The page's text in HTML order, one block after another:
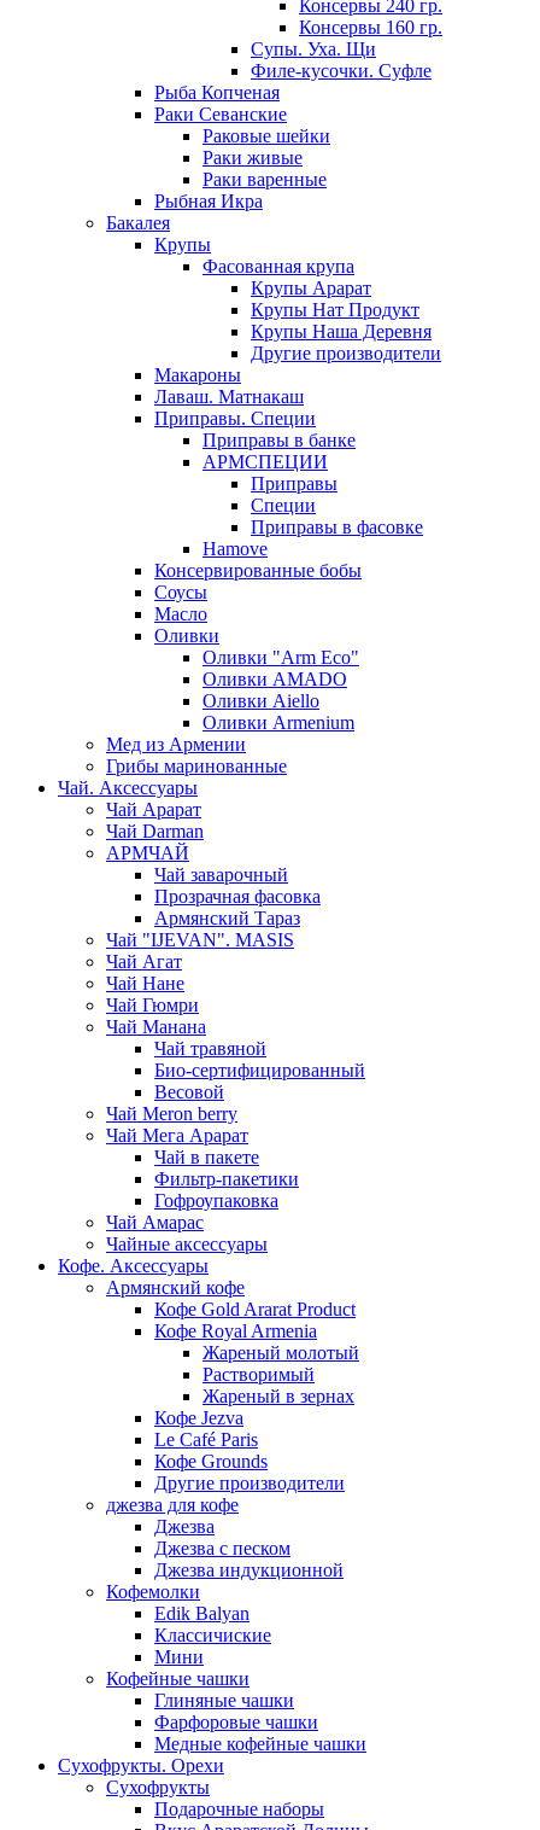
Консервы 240 гр.
Консервы 160 гр.
Супы. Уха. Щи
Филе-кусочки. Суфле
Рыба Копченая
Раки Севанские
Раковые шейки
Раки живые
Раки варенные
Рыбная Икра
Бакалея
Крупы
Фасованная крупа
Крупы Арарат
Крупы Нат Продукт
Крупы Наша Деревня
Другие производители
Макароны
Лаваш. Матнакаш
Приправы. Специи
Приправы в банке
АРМСПЕЦИИ
Приправы
Специи
Приправы в фасовке
Hamove
Консервированные бобы
Соусы
Масло
Оливки
Оливки "Arm Eco"
Оливки AMADO
Оливки Aiello
Оливки Armenium
Мед из Армении
Грибы маринованные
Чай. Аксессуары
Чай Арарат
Чай Darman
АРМЧАЙ
Чай заварочный
Прозрачная фасовка
Армянский Тараз
Чай "IJEVAN". MASIS
Чай Агат
Чай Нане
Чай Гюмри
Чай Манана
Чай травяной
Био-сертифицированный
Весовой
Чай Meron berry
Чай Мега Арарат
Чай в пакете
Фильтр-пакетики
Гофроупаковка
Чай Амарас
Чайные аксессуары
Кофе. Аксессуары
Армянский кофе
Кофе Gold Ararat Product
Кофе Royal Armenia
Жареный молотый
Растворимый
Жареный в зернах
Кофе Jezva
Le Café Paris
Кофе Grounds
Другие производители
джезва для кофе
Джезва
Джезва с песком
Джезва индукционной
Кофемолки
Edik Balyan
Классичиские
Мини
Кофейные чашки
Глиняные чашки
Фарфоровые чашки
Медные кофейные чашки
Сухофрукты. Орехи
Сухофрукты
Подарочные наборы